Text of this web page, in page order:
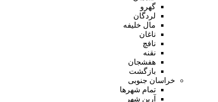
گهرو
لردگان
مال خلیفه
ناغان
نافچ
نقنه
هفشجان
بازگشت
خراسان جنوبی
تمام شهر‌ها
آرین شهر